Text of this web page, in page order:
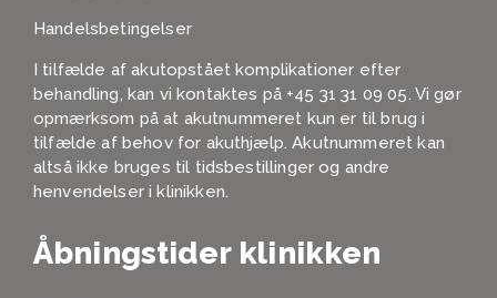
Handelsbetingelser
I tilfælde af akutopstået komplikationer efter
behandling, kan vi kontaktes på +45 31 31 09 05. Vi gør
opmærksom på at akutnummeret kun er til brug i
tilfælde af behov for akuthjælp. Akutnummeret kan
altså ikke bruges til tidsbestillinger og andre
henvendelser i klinikken.
Åbningstider klinikken